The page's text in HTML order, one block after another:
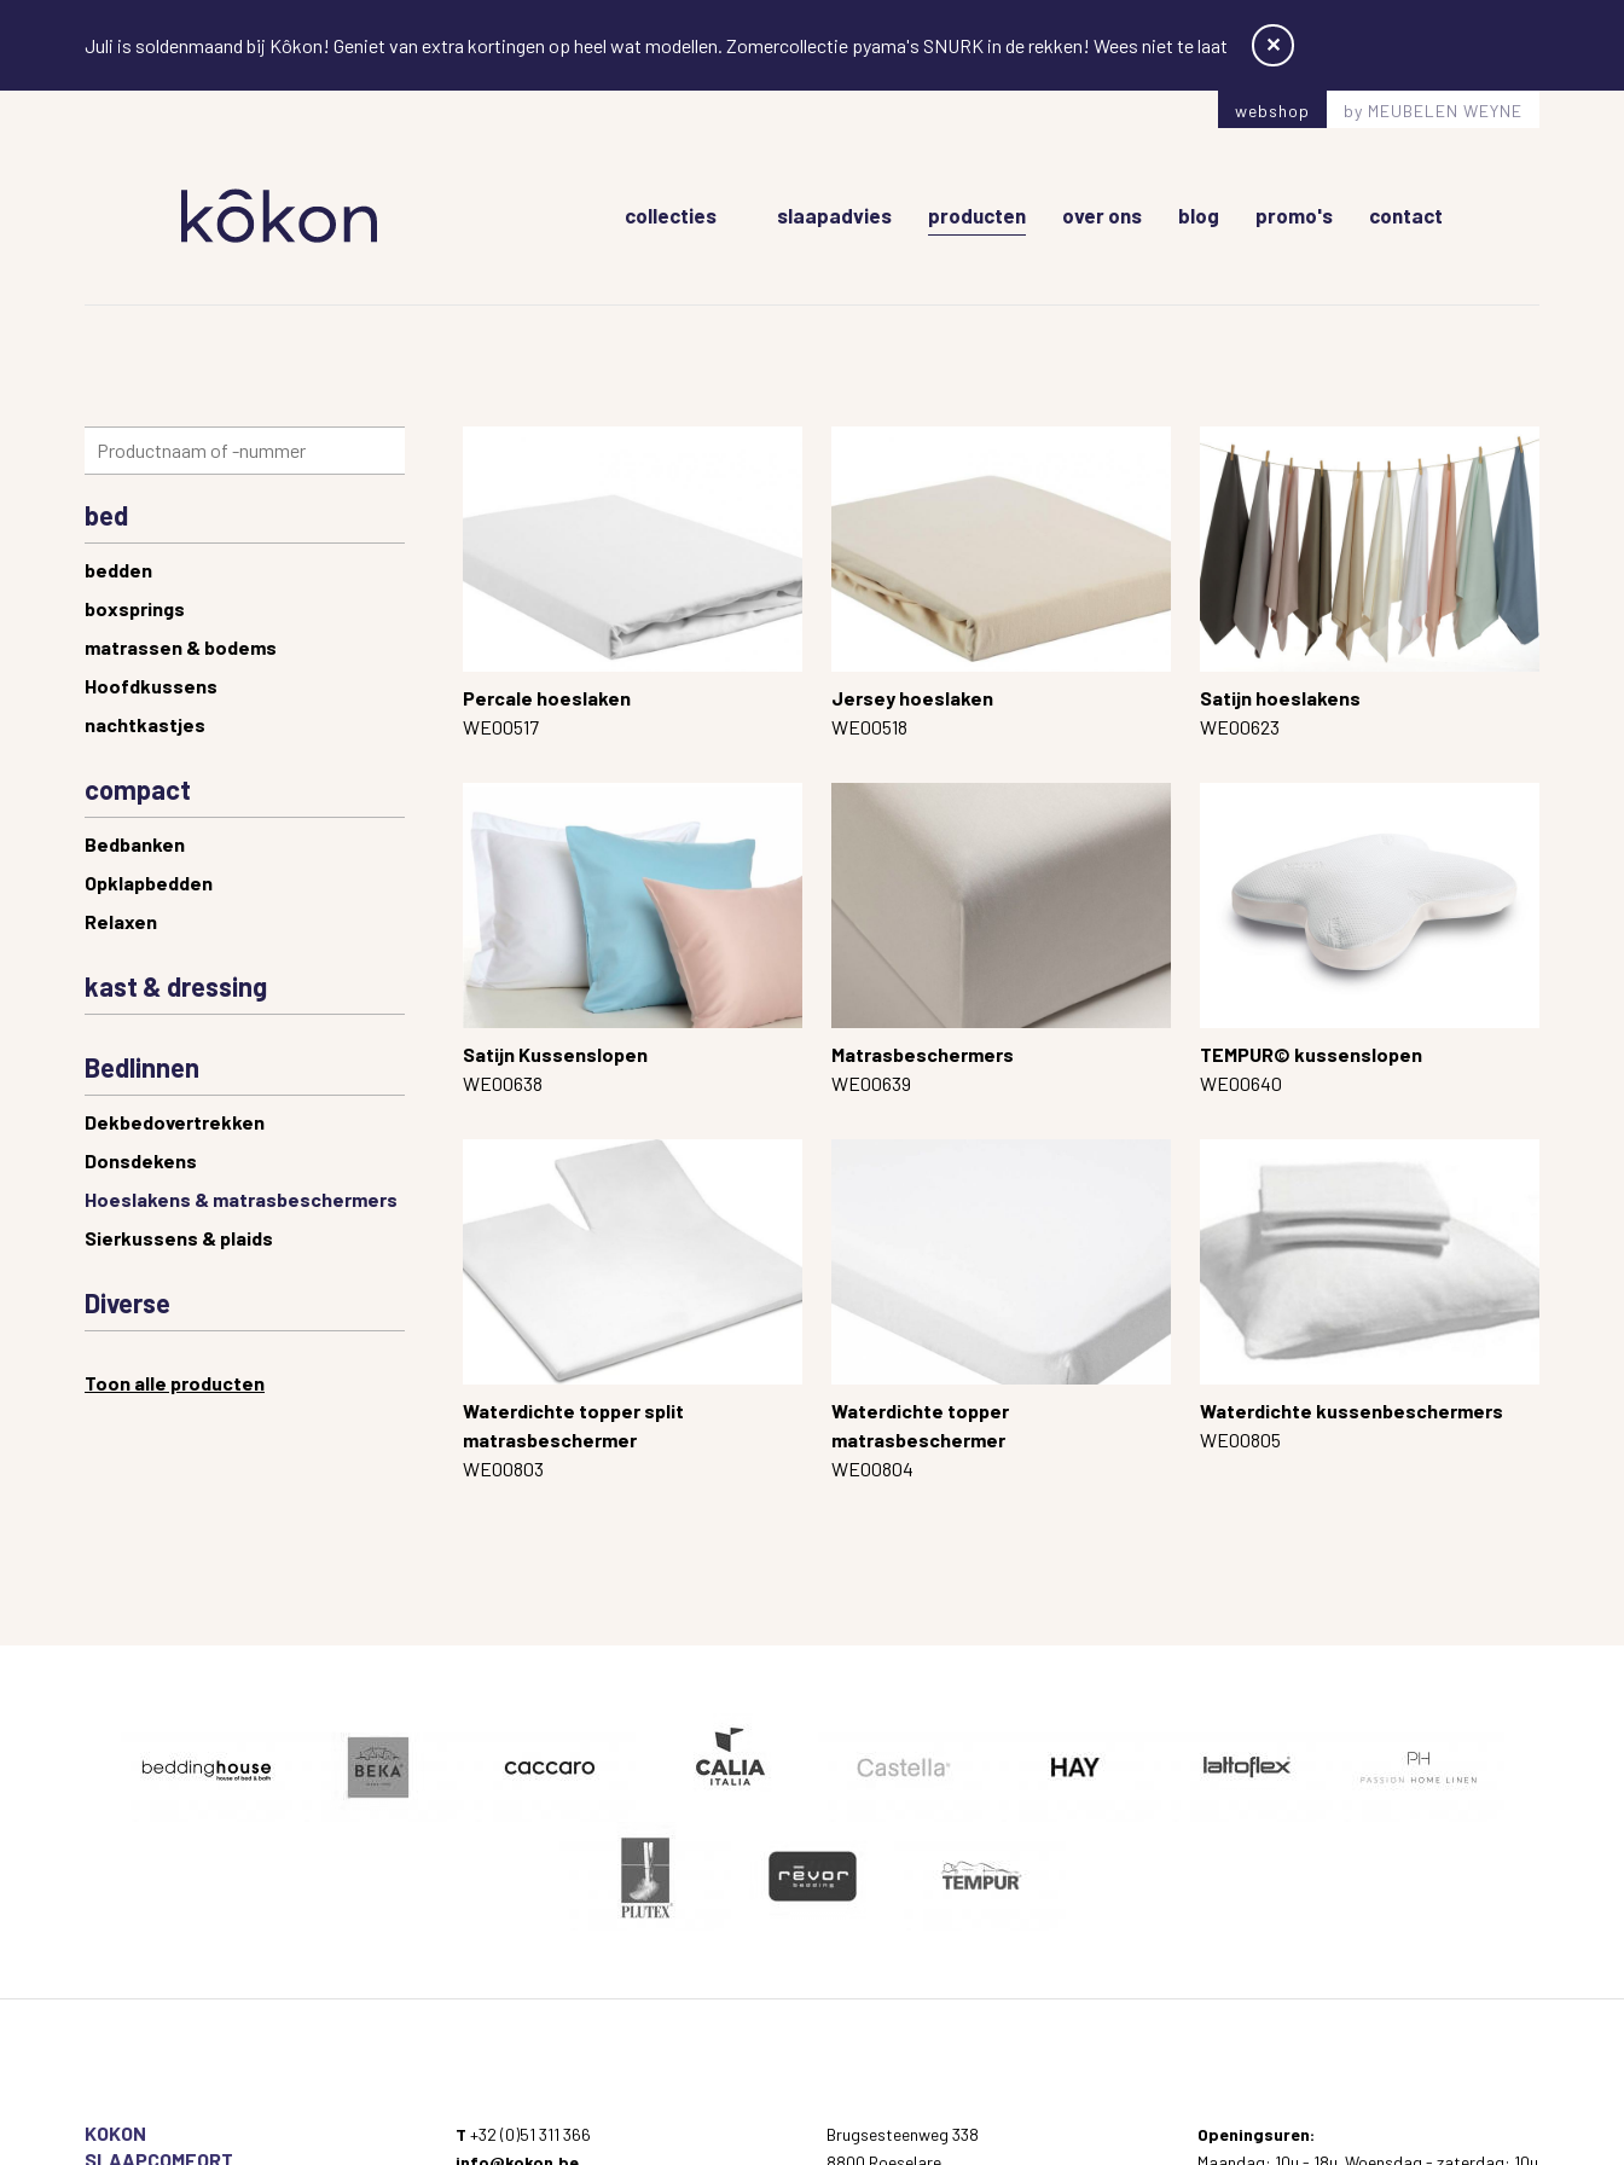
Juli is soldenmaand bij Kôkon! Geniet van extra kortingen op heel wat modellen. Zomercollectie pyama's SNURK in de rekken! Wees niet te laat ✕
webshop by MEUBELEN WEYNE
Hoofdnavigatie
collecties slaapadvies producten over ons blog promo's contact
Toon alle producten
bed
bedden
boxsprings
matrassen & bodems
Hoofdkussens
nachtkastjes
compact
Bedbanken
Opklapbedden
Relaxen
kast & dressing
Bedlinnen
Dekbedovertrekken
Donsdekens
Hoeslakens & matrasbeschermers
Sierkussens & plaids
Diverse
Percale hoeslaken
WE00517
Jersey hoeslaken
WE00518
Satijn hoeslakens
WE00623
Satijn Kussenslopen
WE00638
Matrasbeschermers
WE00639
TEMPUR© kussenslopen
WE00640
Waterdichte topper split
matrasbeschermer
WE00803
Waterdichte topper
matrasbeschermer
WE00804
Waterdichte kussenbeschermers
WE00805
KOKON
SLAAPCOMFORT
T +32 (0)51 311 366
Brugsesteenweg 338
Openingsuren: